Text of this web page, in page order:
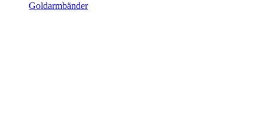
Goldarmbänder